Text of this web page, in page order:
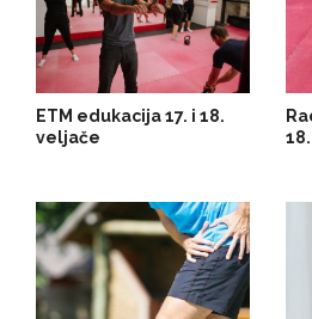
ETM edukacija 17. i 18.
veljače